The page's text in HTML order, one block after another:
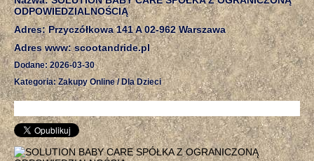
ODPOWIEDZIALNOŚCIĄ
Adres: Przyczółkowa 141 A 02-962 Warszawa
Adres www: scootandride.pl
Dodane: 2026-03-30
Kategoria: Zakupy Online / Dla Dzieci